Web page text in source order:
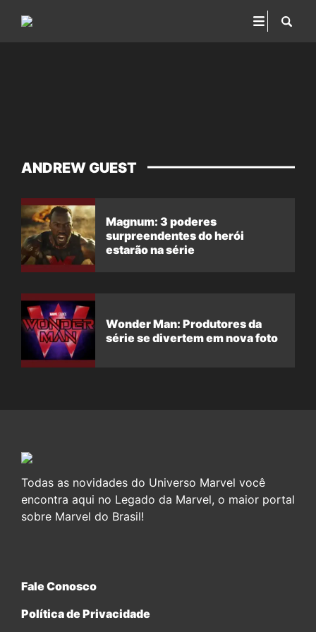
ANDREW GUEST
Magnum: 3 poderes
surpreendentes do herói
estarão na série
Wonder Man: Produtores da
série se divertem em nova foto
Todas as novidades do Universo Marvel você
encontra aqui no Legado da Marvel, o maior portal
sobre Marvel do Brasil!
Fale Conosco
Política de Privacidade